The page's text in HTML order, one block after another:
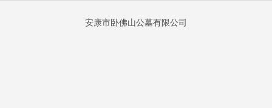
安康市卧佛山公墓有限公司